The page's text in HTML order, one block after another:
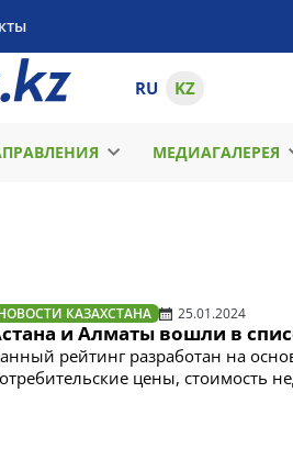
RU KZ
МЕДИАГАЛЕРЕЯ
КАЗАХСТАНА 25.01.2024
и Алматы вошли в
рейтинг разработан на
цены, стоимость